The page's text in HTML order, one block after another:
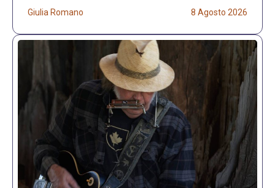
Giulia Romano 8 Agosto 2026